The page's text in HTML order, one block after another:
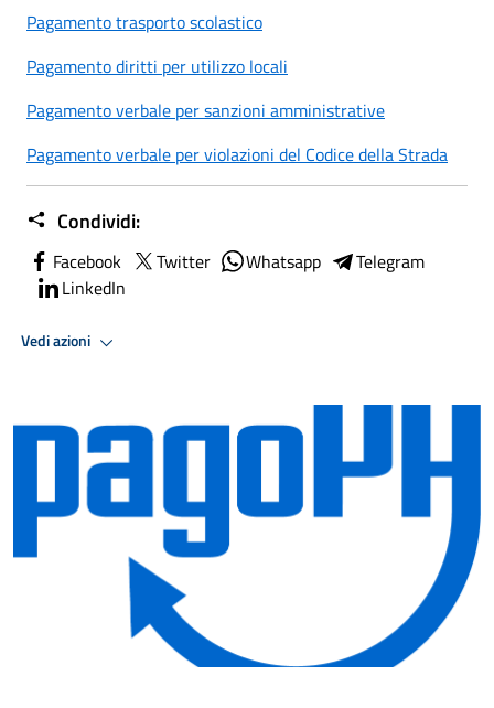
Pagamento trasporto scolastico
Pagamento diritti per utilizzo locali
Pagamento verbale per sanzioni amministrative
Pagamento verbale per violazioni del Codice della Strada
Condividi:
Facebook Twitter Whatsapp
Telegram
LinkedIn
Vedi azioni